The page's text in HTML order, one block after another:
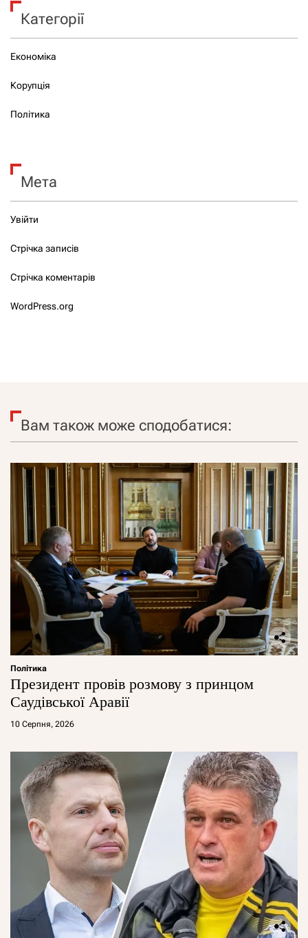
Категорії
Економіка
Корупція
Політика
Мета
Увійти
Стрічка записів
Стрічка коментарів
WordPress.org
Вам також може сподобатися:
Політика
Президент провів розмову з принцом
Саудівської Аравії
10 Серпня, 2026